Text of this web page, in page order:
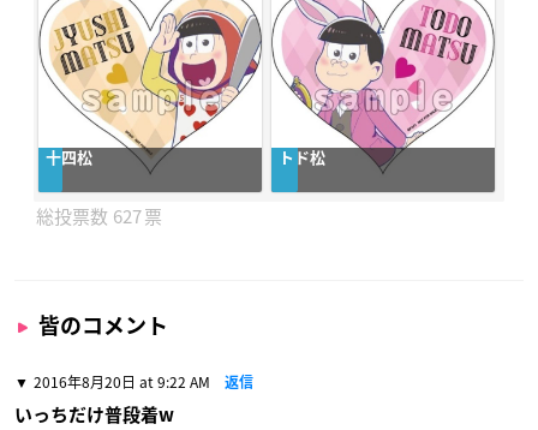
十四松 トド松
627
皆のコメント
2016年8月20日 at 9:22 AM 返信
いっちだけ普段着w